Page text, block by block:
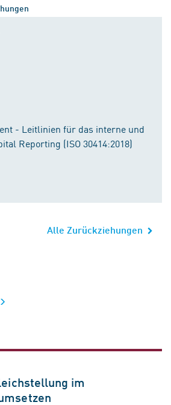
- Leitlinien für das interne und
Reporting (ISO 30414:2018)
Alle Zurückziehungen
im